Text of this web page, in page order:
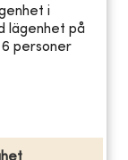
i
lägenhet på
personer